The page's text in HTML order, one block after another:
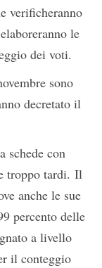
verificheranno
le
dei voti.
sono
decretato il
schede con
troppo tardi. Il
anche le sue
percento delle
a livello
il conteggio